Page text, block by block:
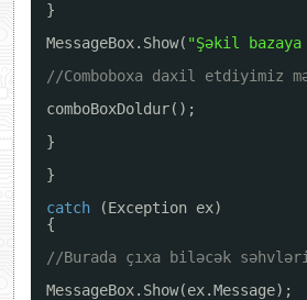
}
MessageBox.Show( "Şəkil
//Comboboxa daxil etdiyimiz
comboBoxDoldur();
}
}
catch
(Exception ex)
{
//Burada çıxa biləcək
MessageBox.Show(ex.Message);